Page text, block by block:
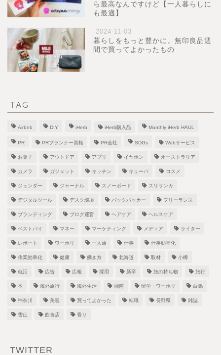
ら最高なんですけど【一人暮らしに
も最適】
2024-11-03
暮らしをもっと豊かに。無印良品週
間で買ってよかったもの
TAG
Airbnb DIY iHerb iHerb購入品 Monthly iHerb HAUL
PR PRプランナー資格 PR会社 SDGs Webサービス
お菓子 アウトドア アプリ イヤホン オーストラリア
カメラ ガジェット キッチン キューバ コスメ
ジェンダー ジャーナル スノーボード スリランカ
デジタルツール デスク環境 バックパッカー フリーランス
ブランディング ブログ運営 ヘアケア ヘルスケア
ベストバイ マネー マーケティング メディア ライター
レポート ワーホリ 一人旅 仕事 仕事効率化
作業効率化 健康 働き方 北海道 取材 小樽
就活 広告 広報 採用 新卒 旅の持ち物 旅行
本 海外旅行 海外生活 湘南 留学・ワーホリ 白馬
神奈川 美容 買ってよかった 転職 長野県 雑誌
雪山 飲食店 香り
TWITTER